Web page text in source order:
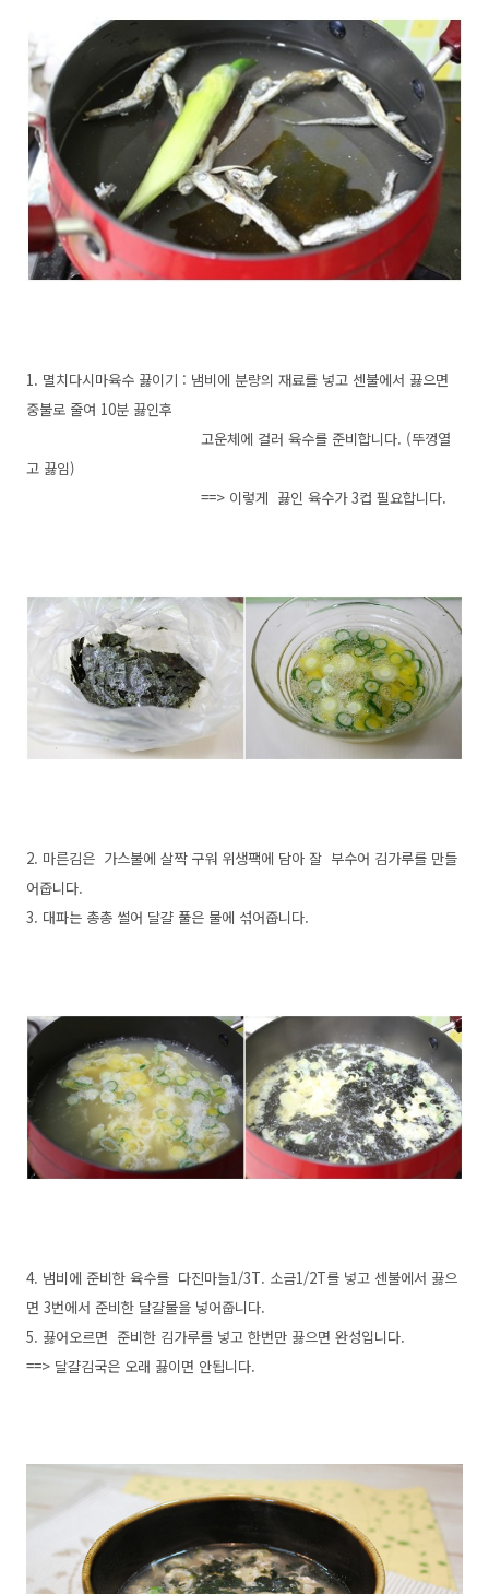
1. 멸치다시마육수 끓이기 : 냄비에 분량의 재료를 넣고 센불에서 끓으면
중불로 줄여 10분 끓인후
고운체에 걸러 육수를 준비합니다. (뚜껑열
고 끓임)
==> 이렇게 끓인 육수가 3컵 필요합니다.
2. 마른김은 가스불에 살짝 구워 위생팩에 담아 잘 부수어 김가루를 만들
어줍니다.
3. 대파는 총총 썰어 달걀 풀은 물에 섞어줍니다.
4. 냄비에 준비한 육수를 다진마늘1/3T. 소금1/2T를 넣고 센불에서 끓으
면 3번에서 준비한 달걀물을 넣어줍니다.
5. 끓어오르면 준비한 김가루를 넣고 한번만 끓으면 완성입니다.
==> 달걀김국은 오래 끓이면 안됩니다.